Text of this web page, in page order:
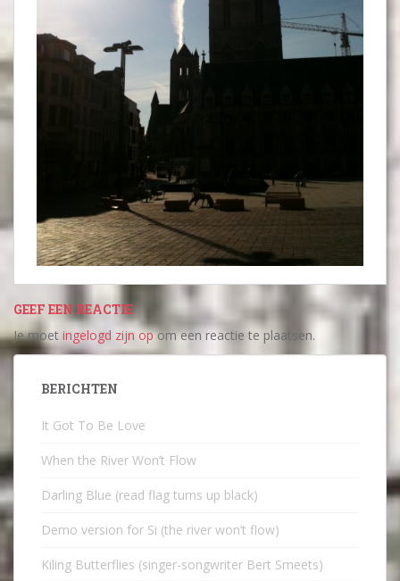
GEEF EEN REACTIE
Je moet ingelogd zijn opom een reactie te plaatsen.
BERICHTEN
It Got To Be Love
When the River Won’t Flow
Darling Blue (read flag turns up black)
Demo version for Si (the river won’t flow)
Kiling Butterflies (singer-songwriter Bert Smeets)